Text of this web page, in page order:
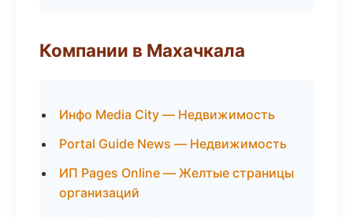
Компании в Махачкала
Инфо Media City — Недвижимость
Portal Guide News — Недвижимость
ИП Pages Online — Желтые страницы
организаций